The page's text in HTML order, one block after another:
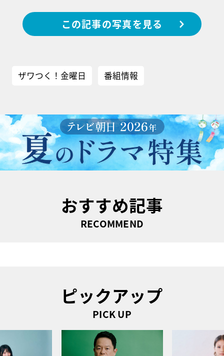
この記事の写真を見る
ザワつく！金曜日 番組情報
おすすめ記事
RECOMMEND
ピックアップ
PICK UP